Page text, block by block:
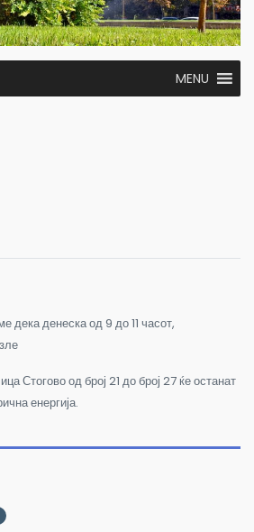
MENU
дека денеска од 9 до 11 часот,
Стогово од број 21 до број 27 ќе останат
енергија.